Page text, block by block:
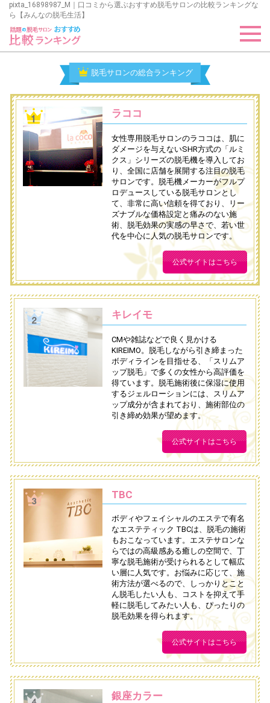
pixta_16898987_M｜口コミから選ぶおすすめ脱毛サロンの比較ランキングな
ら【みんなの脱毛生活】
脱毛サロンの総合ランキング
ラココ
女性専用脱毛サロンのラココは、肌に
ダメージを与えないSHR方式の「ルミ
クス」シリーズの脱毛機を導入してお
り、全国に店舗を展開する注目の脱毛
サロンです。脱毛機メーカーがフルプ
ロデュースしている脱毛サロンとし
て、非常に高い信頼を得ており、リー
ズナブルな価格設定と痛みのない施
術、脱毛効果の実感の早さで、若い世
代を中心に人気の脱毛サロンです。
公式サイトはこちら
キレイモ
CMや雑誌などで良く見かける
KIREIMO。脱毛しながら引き締まった
ボディラインを目指せる、「スリムア
ップ脱毛」で多くの女性から高評価を
得ています。脱毛施術後に保湿に使用
するジェルローションには、スリムア
ップ成分が含まれており、施術部位の
引き締め効果が望めます。
公式サイトはこちら
TBC
ボディやフェイシャルのエステで有名
なエステティック TBCは、脱毛の施術
もおこなっています。エステサロンな
らではの高級感ある癒しの空間で、丁
寧な脱毛施術が受けられるとして幅広
い層に人気です。お悩みに応じて、施
術方法が選べるので、しっかりとこと
ん脱毛したい人も、コストを抑えて手
軽に脱毛してみたい人も、ぴったりの
脱毛効果を得られます。
公式サイトはこちら
銀座カラー